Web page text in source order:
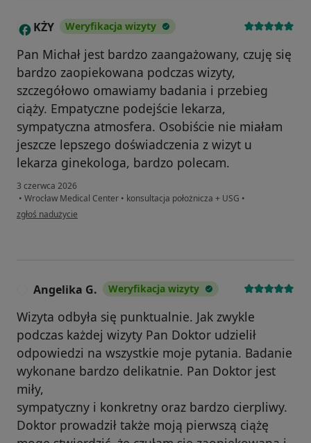
K KŻY Weryfikacja wizyty
Pan Michał jest bardzo zaangażowany, czuję się
bardzo zaopiekowana podczas wizyty,
szczegółowo omawiamy badania i przebieg
ciąży. Empatyczne podejście lekarza,
sympatyczna atmosfera. Osobiście nie miałam
jeszcze lepszego doświadczenia z wizyt u
lekarza ginekologa, bardzo polecam.
3 czerwca 2026
• Wrocław Medical Center • konsultacja położnicza + USG •
w opinii użytkownika KŻY
zgłoś nadużycie
Angelika G. Weryfikacja wizyty
Wizyta odbyła się punktualnie. Jak zwykle
podczas każdej wizyty Pan Doktor udzielił
odpowiedzi na wszystkie moje pytania. Badanie
wykonane bardzo delikatnie. Pan Doktor jest
miły,
sympatyczny i konkretny oraz bardzo cierpliwy.
Doktor prowadził także moją pierwszą ciążę